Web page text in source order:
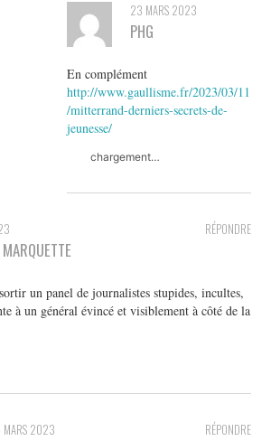
23 MARS 2023
PHG
En complément
http://www.gaullisme.fr/2023/03/11
/mitterrand-derniers-secrets-de-
jeunesse/
chargement…
RÉPONDRE
un panel de journalistes stupides, incultes,
à un général évincé et visiblement à côté de la
RÉPONDRE
MARS 2023